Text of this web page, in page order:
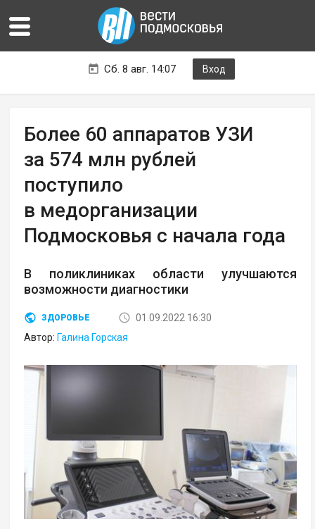
Сб. 8 авг. 14:07 Вход
Более 60 аппаратов УЗИ
за 574 млн рублей
поступило
в медорганизации
Подмосковья с начала года
В поликлиниках области улучшаются
возможности диагностики
ЗДОРОВЬЕ
01.09.2022 16:30
Автор: Галина Горская